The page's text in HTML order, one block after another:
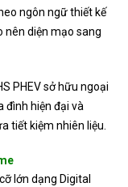
ngôn ngữ thiết kế
nên diện mạo sang
PHEV sở hữu ngoại
đình hiện đại và
tiết kiệm nhiên liệu.
lớn dạng Digital